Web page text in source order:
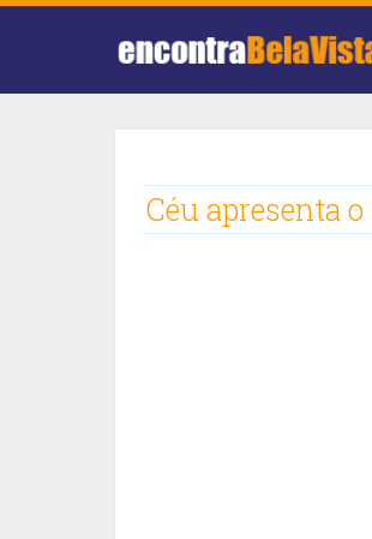
Céu apresenta